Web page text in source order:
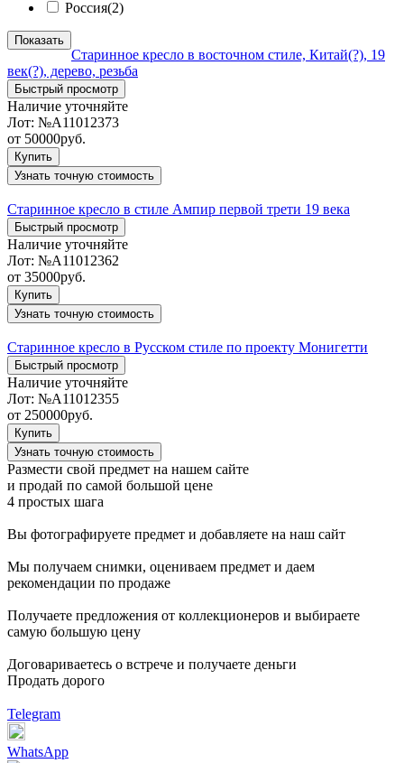
Россия(2)
Показать
Старинное кресло в восточном стиле, Китай(?), 19
век(?), дерево, резьба
Быстрый просмотр
Наличие уточняйте
Лот: №А11012373
от 50000руб.
Купить
Узнать точную стоимость
Старинное кресло в стиле Ампир первой трети 19 века
Быстрый просмотр
Наличие уточняйте
Лот: №А11012362
от 35000руб.
Купить
Узнать точную стоимость
Старинное кресло в Русском стиле по проекту Монигетти
Быстрый просмотр
Наличие уточняйте
Лот: №А11012355
от 250000руб.
Купить
Узнать точную стоимость
Размести свой предмет на нашем сайте
и продай по самой большой цене
4 простых шага
Вы фотографируете предмет и добавляете на наш сайт
Мы получаем снимки, оцениваем предмет и даем
рекомендации по продаже
Получаете предложения от коллекционеров и выбираете
самую большую цену
Договариваетесь о встрече и получаете деньги
Продать дорого
Telegram
WhatsApp